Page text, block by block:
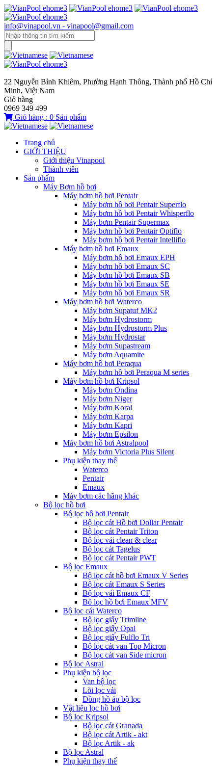
info@vinapool.vn - vinapool@gmail.com
22 Nguyễn Bỉnh Khiêm, Phường Hạnh Thông, Thành phố Hồ Chí
Minh, Việt Nam
Giỏ hàng
0969 349 499
Giỏ hàng : 0 Sản phẩm
Trang chủ
GIỚI THIỆU
Giới thiệu Vinapool
Thành viên
Sản phẩm
Máy Bơm hồ bơi
Máy bơm hồ bơi Pentair
Máy bơm hồ bơi Pentair Superflo
Máy bơm hồ bơi Pentair Whisperflo
Máy bơm Pentair Supermax
Máy bơm hồ bơi Pentair Optiflo
Máy bơm hồ bơi Pentair Intelliflo
Máy bơm hồ bơi Emaux
Máy bơm hồ bơi Emaux EPH
Máy bơm hồ bơi Emaux SC
Máy bơm hồ bơi Emaux SB
Máy bơm hồ bơi Emaux SE
Máy bơm hồ bơi Emaux SR
Máy bơm hồ bơi Waterco
Máy bơm Supatuf MK2
Máy bơm Hydrostorm
Máy bơm Hydrostorm Plus
Máy bơm Hydrostar
Máy bơm Supastream
Máy bơm Aquamite
Máy bơm hồ bơi Peraqua
Máy bơm hồ bơi Peraqua M series
Máy bơm hồ bơi Kripsol
Máy bơm Ondina
Máy bơm Niger
Máy bơm Koral
Máy bơm Karpa
Máy bơm Kapri
Máy bơm Epsilon
Máy bơm hồ bơi Astralpool
Máy bơm Victoria Plus Silent
Phụ kiện thay thế
Waterco
Pentair
Emaux
Máy bơm các hãng khác
Bộ lọc hồ bơi
Bộ lọc hồ bơi Pentair
Bộ lọc cát Hồ bơi Dollar Pentair
Bộ lọc cát Pentair Triton
Bộ lọc vải clean & clear
Bộ lọc cát Tagelus
Bộ lọc cát Pentair PWT
Bộ lọc Emaux
Bộ lọc cát hồ bơi Emaux V Series
Bộ lọc cát Emaux S Series
Bộ lọc vải Emaux CF
Bô lọc hồ bơi Emaux MFV
Bộ lọc cát Waterco
Bộ lọc giấy Trimline
Bộ lọc giấy Opal
Bộ lọc giấy Fulflo Tri
Bộ lọc cát van Top Micron
Bộ lọc cát van Side micron
Bộ lọc Astral
Phụ kiện bộ lọc
Van bộ lọc
Lõi lọc vải
Đồng hồ áp bộ lọc
Vật liệu lọc hồ bơi
Bộ lọc Kripsol
Bộ lọc cát Granada
Bộ lọc cát Artik - akt
Bộ lọc Artik - ak
Bộ lọc Astral
Phụ kiện thay thế